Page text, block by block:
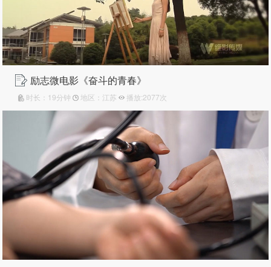
励志微电影《奋斗的青春》
时长：19分钟 地区：江苏 播放:2077次